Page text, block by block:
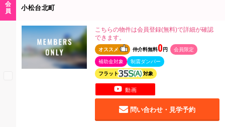
オススメ 仲介料無料0 円 会員限定
補助金対象 制震ダンパー
フラット 対象
動画
会
員
小松台北町
こちらの物件は会員登録(無料)で詳細が確認
できます。
問い合わせ・見学予約